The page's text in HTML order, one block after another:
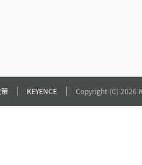
KEYENCE Copyright (C) 2026